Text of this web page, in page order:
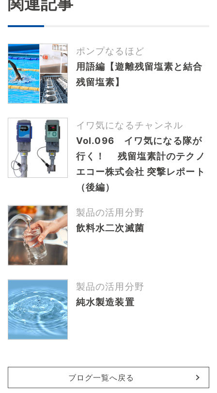
ポンプなるほど
用語編【遊離残留塩素と結合
残留塩素】
イワ気になるチャンネル
Vol.096 イワ気になる隊が
行く！ 残留塩素計のテクノ
エコー株式会社 突撃レポート
（後編）
製品の活用分野
飲料水二次滅菌
製品の活用分野
純水製造装置
ブログ一覧へ戻る